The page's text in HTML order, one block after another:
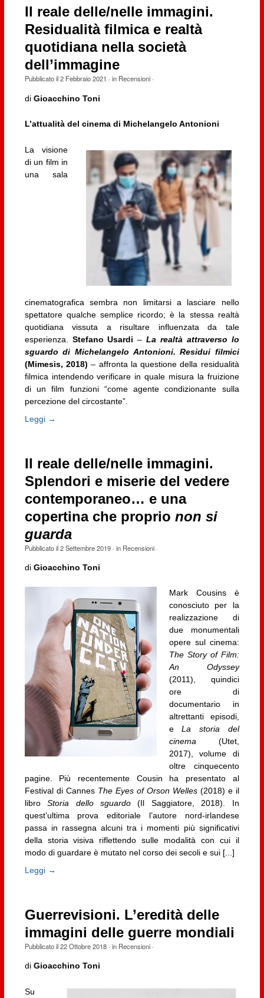
Il reale delle/nelle immagini.
Residualità filmica e realtà
quotidiana nella società
dell’immagine
Pubblicato il2 Febbraio 2021 · in Recensioni·
di Gioacchino Toni
L’attualità del cinema di Michelangelo Antonioni
La visione
di un film in
una sala
cinematografica sembra non limitarsi a lasciare nello
spettatore qualche semplice ricordo; è la stessa realtà
quotidiana vissuta a risultare influenzata da tale
esperienza. Stefano Usardi–La realtà attraverso lo
sguardo di Michelangelo Antonioni. Residui filmici
(Mimesis, 2018) – affronta la questione della residualità
filmica intendendo verificare in quale misura la fruizione
di un film funzioni “come agente condizionante sulla
percezione del circostante”.
Leggi →
Il reale delle/nelle immagini.
Splendori e miserie del vedere
contemporaneo… e una
copertina che proprio non si
guarda
Pubblicato il2 Settembre 2019· in Recensioni·
di Gioacchino Toni
Mark Cousins è
conosciuto per la
realizzazione di
due monumentali
opere sul cinema:
The Story of Film:
An Odyssey
(2011), quindici
ore di
documentario in
altrettanti episodi,
eLa storia del
cinema(Utet,
2017), volume di
oltre cinquecento
pagine. Più recentemente Cousin ha presentato al
Festival di Cannes The Eyes of Orson Welles(2018) e il
libroStoria dello sguardo (Il Saggiatore, 2018). In
quest’ultima prova editoriale l’autore nord-irlandese
passa in rassegna alcuni tra i momenti più significativi
della storia visiva riflettendo sulle modalità con cui il
modo di guardare è mutato nel corso dei secoli e sui [...]
Leggi →
Guerrevisioni. L’eredità delle
immagini delle guerre mondiali
Pubblicato il22 Ottobre 2018· in Recensioni·
di Gioacchino Toni
Su